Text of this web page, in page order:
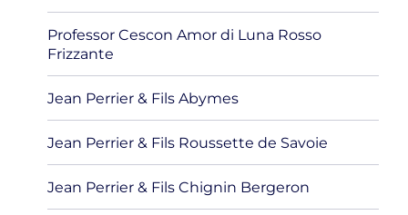
Professor Cescon Amor di Luna Rosso
Frizzante
Jean Perrier & Fils Abymes
Jean Perrier & Fils Roussette de Savoie
Jean Perrier & Fils Chignin Bergeron